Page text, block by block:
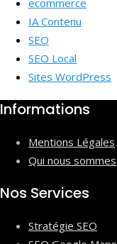
IA Contenu
SEO
SEO Local
Sites WordPress
Informations
Mentions Légales
Qui nous sommes
Nos Services
Stratégie SEO